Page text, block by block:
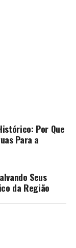
Por Que
Para a
Seus
da Região